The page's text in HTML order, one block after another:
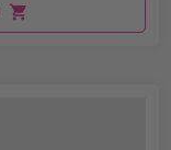
shopping_cart